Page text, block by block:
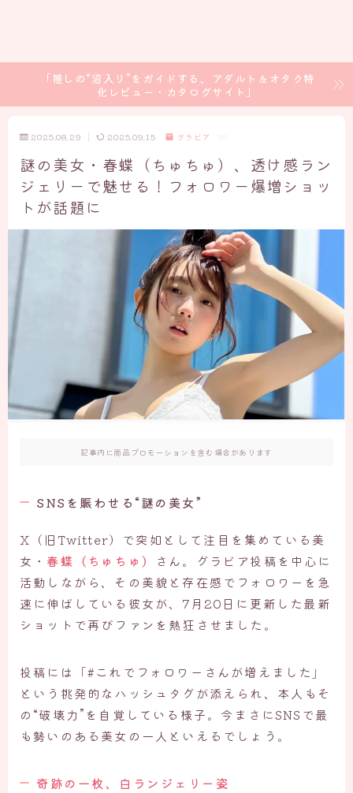
「推しの“沼入り”をガイドする、アダルト＆オタク特
化レビュー・カタログサイト」
2025.08.29 2025.09.15 グラビア
謎の美女・春蝶（ちゅちゅ）、透け感ラン
ジェリーで魅せる！フォロワー爆増ショッ
トが話題に
記事内に商品プロモーションを含む場合があります
SNSを賑わせる“謎の美女”
X（旧Twitter）で突如として注目を集めている美
女・ 春蝶（ちゅちゅ）
さん。グラビア投稿を中心に
活動しながら、その美貌と存在感でフォロワーを急
速に伸ばしている彼女が、7月20日に更新した最新
ショットで再びファンを熱狂させました。
投稿には「#これでフォロワーさんが増えました」
という挑発的なハッシュタグが添えられ、本人もそ
の“破壊力”を自覚している様子。今まさにSNSで最
も勢いのある美女の一人といえるでしょう。
奇跡の一枚、白ランジェリー姿